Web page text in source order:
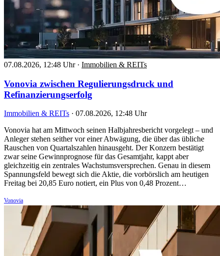
07.08.2026, 12:48 Uhr · Immobilien & REITs
Vonovia zwischen Regulierungsdruck und
Refinanzierungserfolg
Immobilien & REITs · 07.08.2026, 12:48 Uhr
Vonovia hat am Mittwoch seinen Halbjahresbericht vorgelegt – und
Anleger stehen seither vor einer Abwägung, die über das übliche
Rauschen von Quartalszahlen hinausgeht. Der Konzern bestätigt
zwar seine Gewinnprognose für das Gesamtjahr, kappt aber
gleichzeitig ein zentrales Wachstumsversprechen. Genau in diesem
Spannungsfeld bewegt sich die Aktie, die vorbörslich am heutigen
Freitag bei 20,85 Euro notiert, ein Plus von 0,48 Prozent…
Vonovia